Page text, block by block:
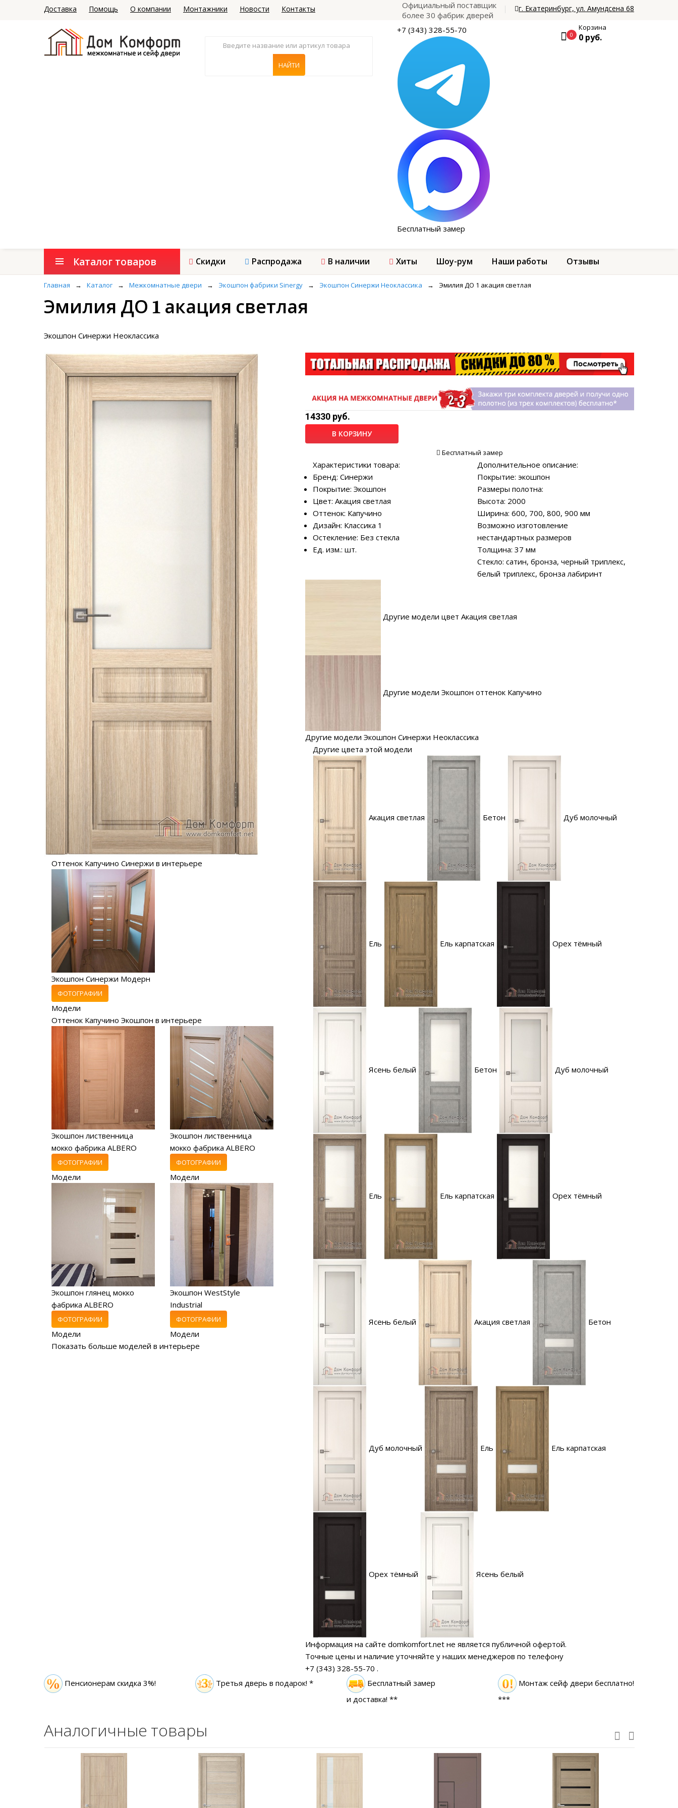
Доставка Помощь О компании Монтажники Новости Контакты
Официальный поставщик
более 30 фабрик дверей
г. Екатеринбург, ул. Амундсена 68
+7 (343) 328-55-70
Бесплатный замер
0
Корзина
0 руб.
Каталог товаров Скидки Распродажа В наличии Хиты Шоу-рум Наши работы Отзывы
Главная → Каталог → Межкомнатные двери → Экошпон фабрики Sinergy → Экошпон Синержи Неоклассика → Эмилия ДО 1 акация светлая
Эмилия ДО 1 акация светлая
Экошпон Синержи Неоклассика
Оттенок Капучино Синержи в интерьере
Экошпон Синержи Модерн
ФОТОГРАФИИ
Модели
Оттенок Капучино Экошпон в интерьере
Экошпон лиственница
мокко фабрика ALBERO
ФОТОГРАФИИ
Модели
Экошпон лиственница
мокко фабрика ALBERO
ФОТОГРАФИИ
Модели
Экошпон глянец мокко
фабрика ALBERO
ФОТОГРАФИИ
Модели
Экошпон WestStyle
Industrial
ФОТОГРАФИИ
Модели
Показать больше моделей в интерьере
14330 руб.
В КОРЗИНУ
Бесплатный замер
Характеристики товара:
Бренд: Синержи
Покрытие: Экошпон
Цвет: Акация светлая
Оттенок: Капучино
Дизайн: Классика 1
Остекление: Без стекла
Ед. изм.: шт.
Дополнительное описание:
Покрытие: экошпон
Размеры полотна:
Высота: 2000
Ширина: 600, 700, 800, 900 мм
Возможно изготовление
нестандартных размеров
Толщина: 37 мм
Стекло: сатин, бронза, черный триплекс,
белый триплекс, бронза лабиринт
Другие модели цвет Акация светлая
Другие модели Экошпон оттенок Капучино
Другие модели Экошпон Синержи Неоклассика
Другие цвета этой модели
Акация светлая Бетон Дуб молочный
Ель Ель карпатская Орех тёмный
Ясень белый Бетон Дуб молочный
Ель Ель карпатская Орех тёмный
Ясень белый Акация светлая Бетон
Дуб молочный Ель Ель карпатская
Орех тёмный Ясень белый
Информация на сайте domkomfort.net не является публичной офертой.
Точные цены и наличие уточняйте у наших менеджеров по телефону
+7 (343) 328-55-70 .
Пенсионерам скидка 3%!
Третья дверь в подарок! *
Бесплатный замер
и доставка! **
Монтаж сейф двери бесплатно!
***
Аналогичные товары